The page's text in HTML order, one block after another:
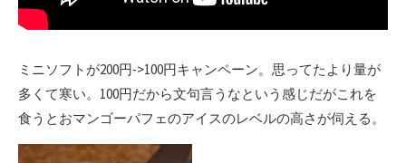
ミニソフトが200円->100円キャンペーン。思ってたより量が
多くて寒い。100円だから文句言うなという感じだがこれを
食うとおマンゴーパフェのアイスのレベルの高さが伺える。